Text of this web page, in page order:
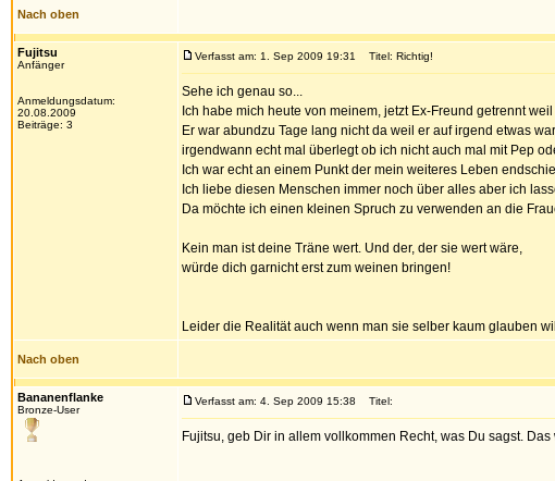
Nach oben
Fujitsu
Anfänger
Anmeldungsdatum:
20.08.2009
Beiträge: 3
Verfasst am: 1. Sep 2009 19:31 Titel: Richtig!
Sehe ich genau so...
Ich habe mich heute von meinem, jetzt Ex-Freund getrennt
Er war abundzu Tage lang nicht da weil er auf irgend etwas
irgendwann echt mal überlegt ob ich nicht auch mal mit Pep
Ich war echt an einem Punkt der mein weiteres Leben
Ich liebe diesen Menschen immer noch über alles aber ich
Da möchte ich einen kleinen Spruch zu verwenden an die
Kein man ist deine Träne wert. Und der, der sie wert wäre,
würde dich garnicht erst zum weinen bringen!
Leider die Realität auch wenn man sie selber kaum glauben
Nach oben
Bananenflanke
Bronze-User
Verfasst am: 4. Sep 2009 15:38 Titel:
Fujitsu, geb Dir in allem vollkommen Recht, was Du sagst.